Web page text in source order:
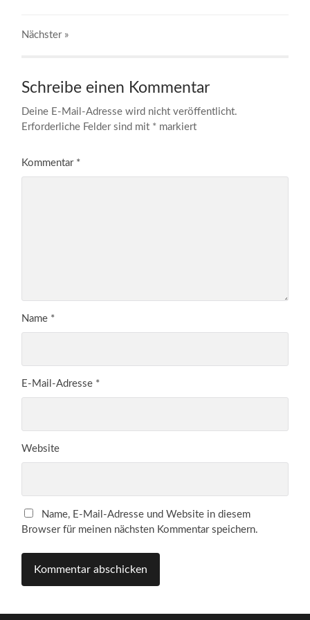
Nächster »
Schreibe einen Kommentar
Deine E-Mail-Adresse wird nicht veröffentlicht.
Erforderliche Felder sind mit * markiert
Kommentar *
Name *
E-Mail-Adresse *
Website
Name, E-Mail-Adresse und Website in diesem
Browser für meinen nächsten Kommentar speichern.